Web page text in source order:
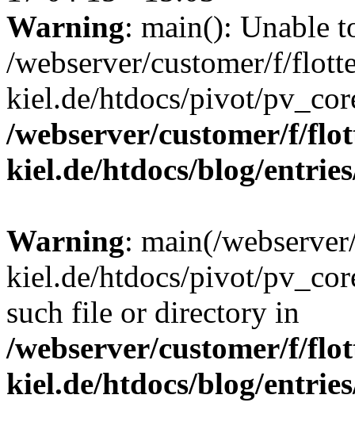
Warning: main(): Unable
/webserver/customer/f/
kiel.de/htdocs/pivot/
/webserver/customer/f/
kiel.de/htdocs/blog/
Warning: main(/
kiel.de/htdocs/pivot/
such file or directory in
/webserver/customer/f/
kiel.de/htdocs/blog/